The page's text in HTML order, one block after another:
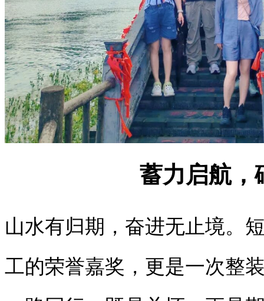
蓄力启航，
山水有归期，奋进无止境。
工的荣誉嘉奖，更是一次整